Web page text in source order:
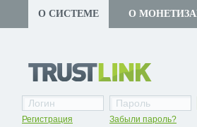
О СИСТЕМЕ О
Регистрация Забыли пароль?